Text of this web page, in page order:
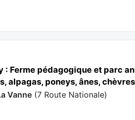
: Ferme pédagogique et parc
alpagas, poneys, ânes,
Vanne (7 Route Nationale)